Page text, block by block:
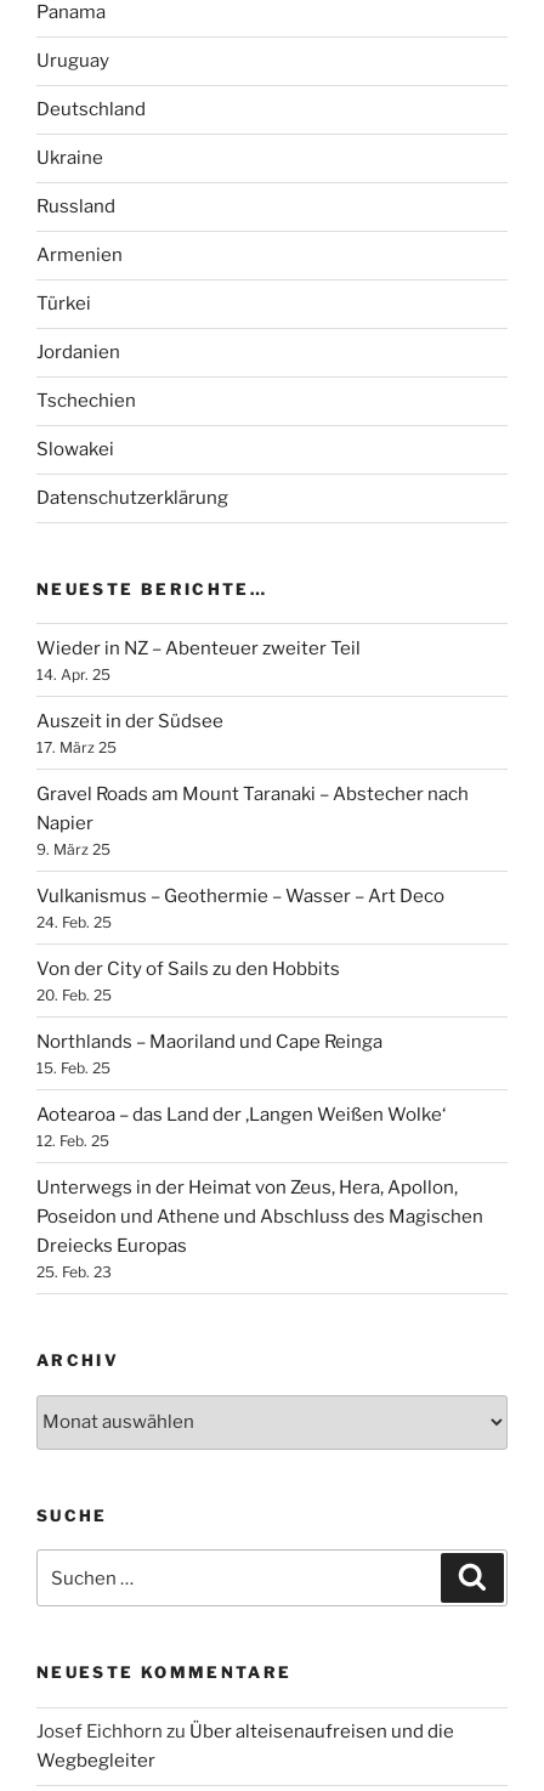
Panama
Uruguay
Deutschland
Ukraine
Russland
Armenien
Türkei
Jordanien
Tschechien
Slowakei
Datenschutzerklärung
NEUESTE BERICHTE…
Wieder in NZ – Abenteuer zweiter Teil
14. Apr. 25
Auszeit in der Südsee
17. März 25
Gravel Roads am Mount Taranaki – Abstecher nach
Napier
9. März 25
Vulkanismus – Geothermie – Wasser – Art Deco
24. Feb. 25
Von der City of Sails zu den Hobbits
20. Feb. 25
Northlands – Maoriland und Cape Reinga
15. Feb. 25
Aotearoa – das Land der ‚Langen Weißen Wolke‘
12. Feb. 25
Unterwegs in der Heimat von Zeus, Hera, Apollon,
Poseidon und Athene und Abschluss des Magischen
Dreiecks Europas
25. Feb. 23
ARCHIV
SUCHE
nach:
NEUESTE KOMMENTARE
Josef Eichhorn zu Über alteisenaufreisen und die
Wegbegleiter